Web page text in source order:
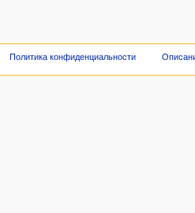
Политика конфиденциальности